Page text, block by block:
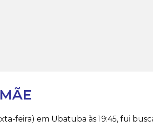
feira) em Ubatuba às 19:45, fui